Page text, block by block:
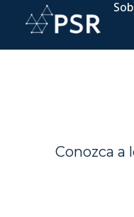
Conozca a